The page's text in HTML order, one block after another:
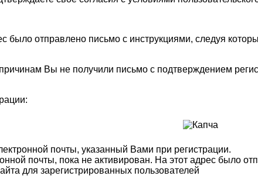
отправлено письмо с инструкциями, следуя
Вы не получили письмо с подтверждением
почты, указанный Вами при регистрации.
почты, пока не активирован. На этот адрес было
для зарегистрированных пользователей